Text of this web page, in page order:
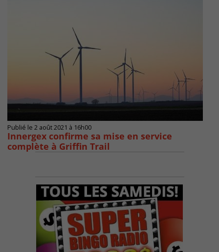
Publié le 2 août 2021 à 16h00
Innergex confirme sa mise en service
complète à Griffin Trail